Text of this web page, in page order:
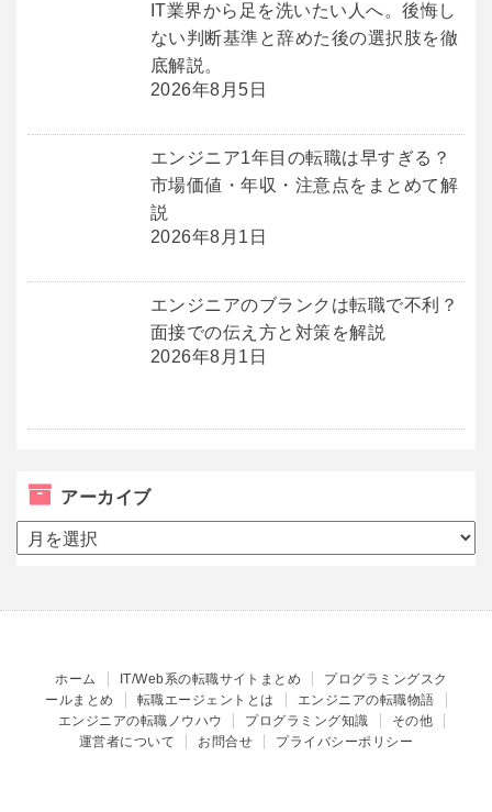
IT業界から足を洗いたい人へ。後悔し
ない判断基準と辞めた後の選択肢を徹
底解説。
2026年8月5日
エンジニア1年目の転職は早すぎる？
市場価値・年収・注意点をまとめて解
説
2026年8月1日
エンジニアのブランクは転職で不利？
面接での伝え方と対策を解説
2026年8月1日
アーカイブ
ア
ー
ホーム IT/Web系の転職サイトまとめ
プログラミングスク
ールまとめ
転職エージェントとは
エンジニアの転職物語
エンジニアの転職ノウハウ
プログラミング知識
その他
運営者について
お問合せ プライバシーポリシー